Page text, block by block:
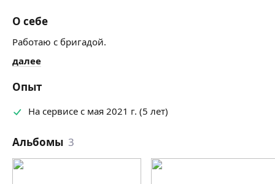
О себе
Работаю с бригадой.
далее
Опыт
На сервисе с мая 2021 г. (5 лет)
Альбомы 3